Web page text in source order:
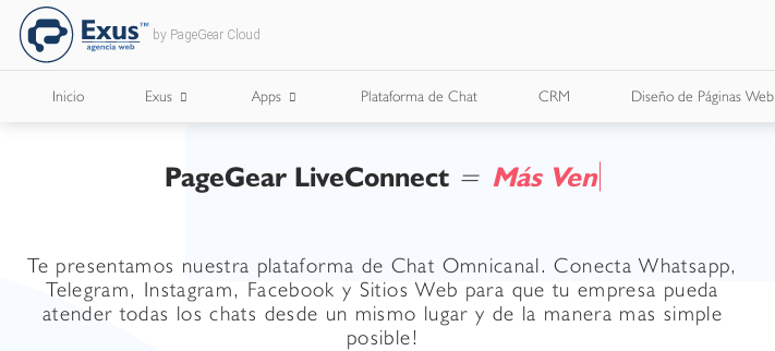
by PageGear Cloud
Inicio Exus
¿Quienes Somos?
Lee Nuestro Blog
Apps
Apps para Cámaras de Comercio
Plataforma de Chat CRM Diseño de Páginas Web
PageGear LiveConnect= Más V enta
Te presentamos nuestra plataforma de Chat Omnicanal. Conecta Whatsapp,
Telegram, Instagram, Facebook y Sitios Web para que tu empresa pueda
atender todas los chats desde un mismo lugar y de la manera mas simple
posible!